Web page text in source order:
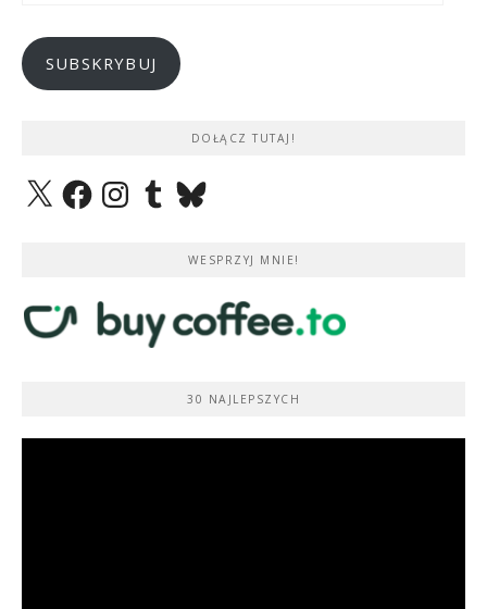
SUBSKRYBUJ
DOŁĄCZ TUTAJ!
X FacebookInstagramTumblrBluesky
WESPRZYJ MNIE!
30 NAJLEPSZYCH